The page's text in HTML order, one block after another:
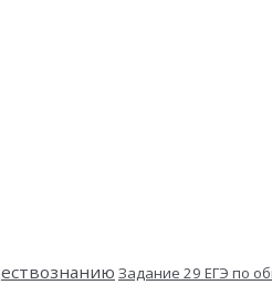
Задание 29 ЕГЭ по